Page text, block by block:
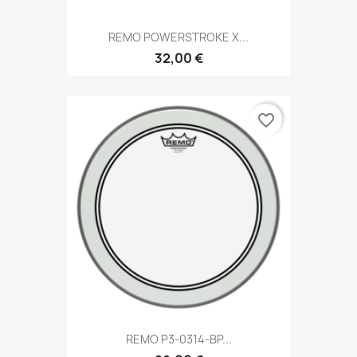
REMO POWERSTROKE X...
32,00 €
REMO P3-0314-BP...
favorite_border